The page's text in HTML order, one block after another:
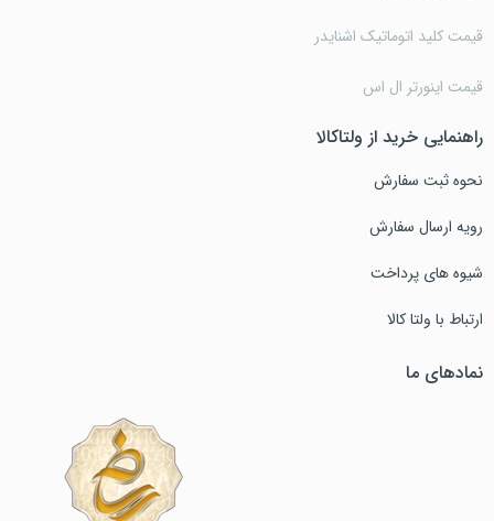
قیمت کلید اتوماتیک اشنایدر
قیمت اینورتر ال اس
راهنمایی خرید از ولتاکالا
نحوه ثبت سفارش
رویه ارسال سفارش
شیوه های پرداخت
ارتباط با ولتا کالا
نمادهای ما